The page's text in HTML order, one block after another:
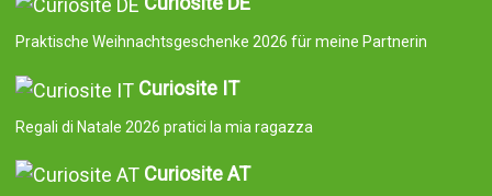
Praktische Weihnachtsgeschenke 2026 für meine Partnerin
Curiosite IT
Regali di Natale 2026 pratici la mia ragazza
Curiosite AT